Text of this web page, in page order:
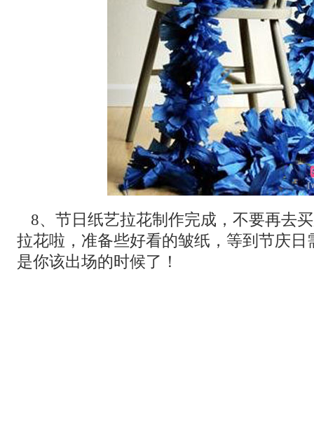
8、节日纸艺拉花制作完成，不要再去
拉花啦，准备些好看的皱纸，等到节庆日
是你该出场的时候了！